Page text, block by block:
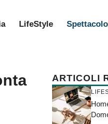
LifeStyle Spettacolo
ARTICOLI